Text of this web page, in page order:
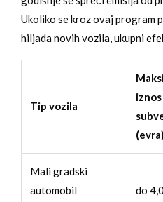
Ukoliko se kroz ovaj program
hiljada novih vozila, ukupni
Tip vozila
iznos
(evra)
Mali gradski
automobil
do